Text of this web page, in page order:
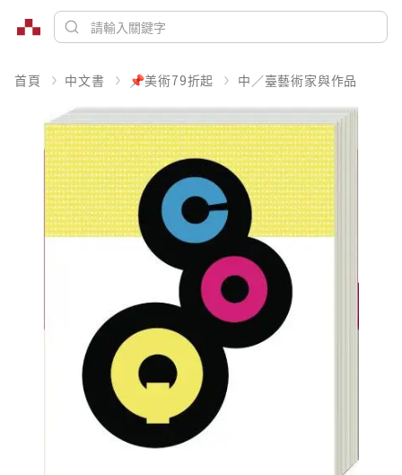
首頁 中文書 📌美術79折起 中／臺藝術家與作品